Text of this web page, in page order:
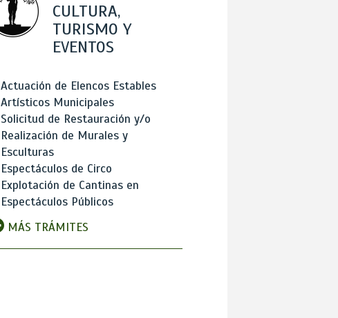
CULTURA,
TURISMO Y
EVENTOS
Actuación de Elencos Estables
Artísticos Municipales
Solicitud de Restauración y/o
Realización de Murales y
Esculturas
Espectáculos de Circo
Explotación de Cantinas en
Espectáculos Públicos
MÁS TRÁMITES